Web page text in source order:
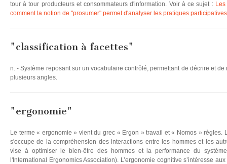
tour à tour producteurs et consommateurs d'information. Voir à ce sujet :
comment la notion de "prosumer" permet d'analyser les pratiques
"classification à facettes"
n. - Système reposant sur un vocabulaire contrôlé, permettant de décrire et
plusieurs angles.
"ergonomie"
Le terme « ergonomie » vient du grec « Ergon » travail et « Nomos » règles.
s'occupe de la compréhension des interactions entre les hommes et les
vise à optimiser le bien-être des hommes et la performance du
l'International Ergonomics Association). L’ergonomie cognitive s’intéresse